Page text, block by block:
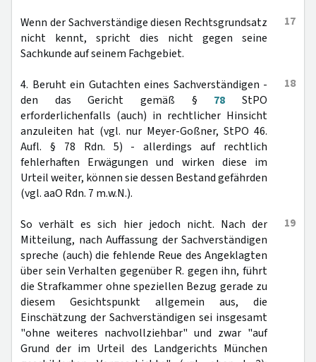
17
Wenn der Sachverständige diesen Rechtsgrundsatz
nicht kennt, spricht dies nicht gegen seine
Sachkunde auf seinem Fachgebiet.
18
4. Beruht ein Gutachten eines Sachverständigen -
den das Gericht gemäß § 78 StPO
erforderlichenfalls (auch) in rechtlicher Hinsicht
anzuleiten hat (vgl. nur Meyer-Goßner, StPO 46.
Aufl. § 78 Rdn. 5) - allerdings auf rechtlich
fehlerhaften Erwägungen und wirken diese im
Urteil weiter, können sie dessen Bestand gefährden
(vgl. aaO Rdn. 7 m.w.N.).
19
So verhält es sich hier jedoch nicht. Nach der
Mitteilung, nach Auffassung der Sachverständigen
spreche (auch) die fehlende Reue des Angeklagten
über sein Verhalten gegenüber R. gegen ihn, führt
die Strafkammer ohne speziellen Bezug gerade zu
diesem Gesichtspunkt allgemein aus, die
Einschätzung der Sachverständigen sei insgesamt
"ohne weiteres nachvollziehbar" und zwar "auf
Grund der im Urteil des Landgerichts München